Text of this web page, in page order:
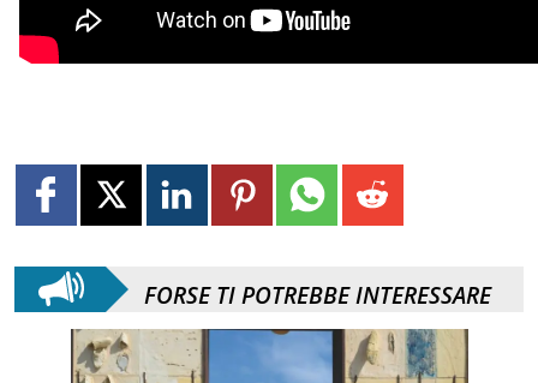
FORSE TI POTREBBE INTERESSARE